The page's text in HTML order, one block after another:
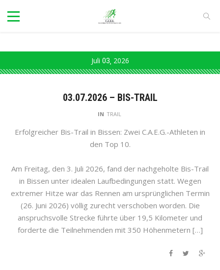
Juli 03 2026
03.07.2026 – BIS-TRAIL
IN TRAIL
Erfolgreicher Bis-Trail in Bissen: Zwei C.A.E.G.-Athleten in
den Top 10.
Am Freitag, den 3. Juli 2026, fand der nachgeholte Bis-Trail
in Bissen unter idealen Laufbedingungen statt. Wegen
extremer Hitze war das Rennen am ursprünglichen Termin
(26. Juni 2026) völlig zurecht verschoben worden. Die
anspruchsvolle Strecke führte über 19,5 Kilometer und
forderte die Teilnehmenden mit 350 Höhenmetern […]